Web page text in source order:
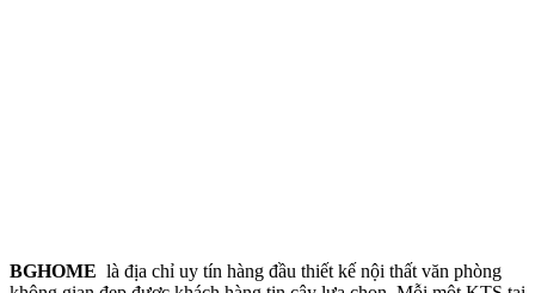
BGHOME là địa chỉ uy tín hàng đầu thiết kế nội thất văn phòng